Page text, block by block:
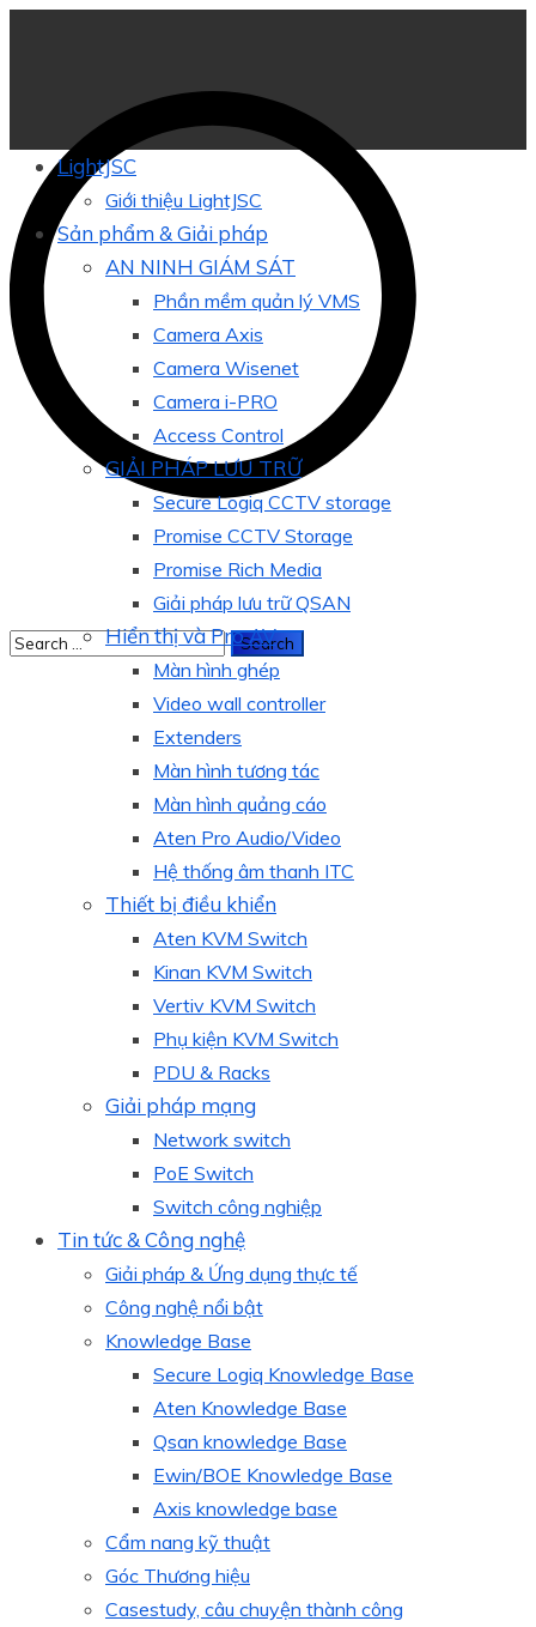
LightJSC
Giới thiệu LightJSC
Sản phẩm & Giải pháp
AN NINH GIÁM SÁT
Phần mềm quản lý VMS
Camera Axis
Camera Wisenet
Camera i-PRO
Access Control
GIẢI PHÁP LƯU TRỮ
Secure Logiq CCTV storage
Promise CCTV Storage
Promise Rich Media
Giải pháp lưu trữ QSAN
Hiển thị và Pro AV
Màn hình ghép
Video wall controller
Extenders
Màn hình tương tác
Màn hình quảng cáo
Aten Pro Audio/Video
Hệ thống âm thanh ITC
Thiết bị điều khiển
Aten KVM Switch
Kinan KVM Switch
Vertiv KVM Switch
Phụ kiện KVM Switch
PDU & Racks
Giải pháp mạng
Network switch
PoE Switch
Switch công nghiệp
Tin tức & Công nghệ
Giải pháp & Ứng dụng thực tế
Công nghệ nổi bật
Knowledge Base
Secure Logiq Knowledge Base
Aten Knowledge Base
Qsan knowledge Base
Ewin/BOE Knowledge Base
Axis knowledge base
Cẩm nang kỹ thuật
Góc Thương hiệu
Casestudy, câu chuyện thành công